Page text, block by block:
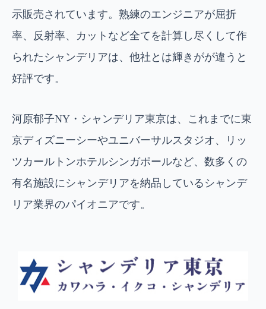
示販売されています。熟練のエンジニアが屈折
率、反射率、カットなど全てを計算し尽くして作
られたシャンデリアは、他社とは輝きがが違うと
好評です。
河原郁子NY・シャンデリア東京は、これまでに東
京ディズニーシーやユニバーサルスタジオ、リッ
ツカールトンホテルシンガポールなど、数多くの
有名施設にシャンデリアを納品しているシャンデ
リア業界のパイオニアです。